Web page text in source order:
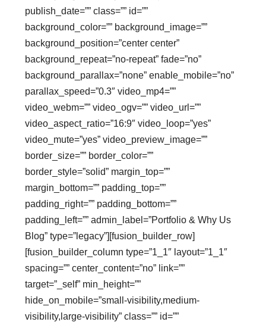
publish_date=”” class=”” id=””
background_color=”” background_image=””
background_position=”center center”
background_repeat=”no-repeat” fade=”no”
background_parallax=”none” enable_mobile=”no”
parallax_speed=”0.3″ video_mp4=””
video_webm=”” video_ogv=”” video_url=””
video_aspect_ratio=”16:9″ video_loop=”yes”
video_mute=”yes” video_preview_image=””
border_size=”” border_color=””
border_style=”solid” margin_top=””
margin_bottom=”” padding_top=””
padding_right=”” padding_bottom=””
padding_left=”” admin_label=”Portfolio & Why Us
Blog” type=”legacy”][fusion_builder_row]
[fusion_builder_column type=”1_1″ layout=”1_1″
spacing=”” center_content=”no” link=””
target=”_self” min_height=””
hide_on_mobile=”small-visibility,medium-
visibility,large-visibility” class=”” id=””